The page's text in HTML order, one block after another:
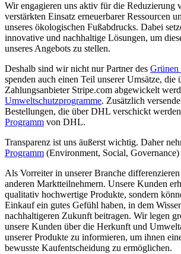
Wir engagieren uns aktiv für die Reduzierung
verstärkten Einsatz erneuerbarer Ressourcen
unseres ökologischen Fußabdrucks. Dabei
innovative und nachhaltige Lösungen, um
unseres Angebots zu stellen.
Deshalb sind wir nicht nur Partner des Grünen
spenden auch einen Teil unserer Umsätze, die
Zahlungsanbieter Stripe.com abgewickelt
Umweltschutzprogramme. Zusätzlich
Bestellungen, die über DHL verschickt
Programm von DHL.
Transparenz ist uns äußerst wichtig. Daher
Programm (Environment, Social,
Als Vorreiter in unserer Branche
anderen Marktteilnehmern. Unsere Kunden
qualitativ hochwertige Produkte, sondern
Einkauf ein gutes Gefühl haben, in dem
nachhaltigeren Zukunft beitragen. Wir legen
unsere Kunden über die Herkunft und
unserer Produkte zu informieren, um ihnen
bewusste Kaufentscheidung zu ermöglichen.